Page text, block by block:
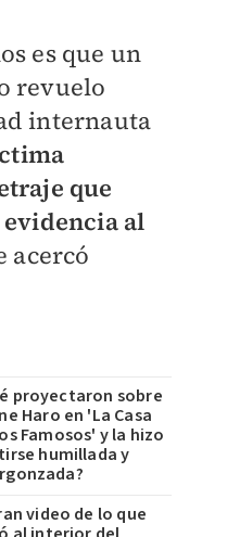
es que un
revuelo
internauta
que
al
acercó
proyectaron sobre
Haro en 'La Casa
Famosos' y la hizo
humillada y
video de lo que